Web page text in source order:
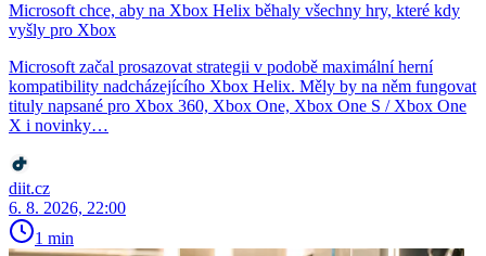
Microsoft chce, aby na Xbox Helix běhaly všechny hry, které kdy
vyšly pro Xbox
Microsoft začal prosazovat strategii v podobě maximální herní
kompatibility nadcházejícího Xbox Helix. Měly by na něm fungovat
tituly napsané pro Xbox 360, Xbox One, Xbox One S / Xbox One
X i novinky…
diit.cz
6. 8. 2026, 22:00
1 min